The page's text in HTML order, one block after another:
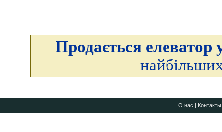
Продається елеватор
О нас | Контакты